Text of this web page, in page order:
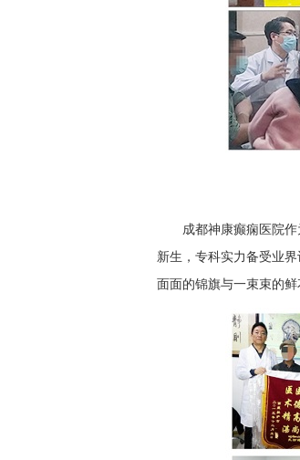
成都神康癫痫医院
新生，专科实力备受业
面面的锦旗与一束束的鲜